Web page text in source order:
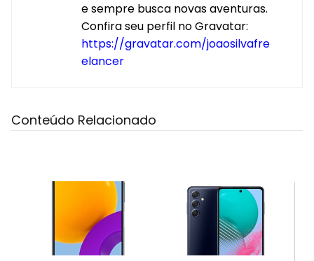
e sempre busca novas aventuras.
Confira seu perfil no Gravatar:
https://gravatar.com/joaosilvafre
elancer
Conteúdo Relacionado